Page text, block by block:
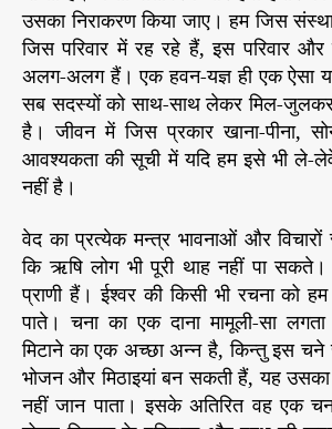
उसका निराकरण किया जाए। हम जिस
जिस परिवार में रह रहे हैं, इस परिवार और
अलग-अलग हैं। एक हवन-यज्ञ ही एक ऐसा
सब सदस्यों को साथ-साथ लेकर मिल-
है। जीवन में जिस प्रकार खाना-पीना,
आवश्यकता की सूची में यदि हम इसे भी ले-
नहीं है।
वेद का प्रत्येक मन्त्र भावनाओं और
कि ऋषि लोग भी पूरी थाह नहीं पा
प्राणी हैं। ईश्वर की किसी भी रचना को
पाते। चना का एक दाना मामूली-सा
मिटाने का एक अच्छा अन्न है, किन्तु इस
भोजन और मिठाइयां बन सकती हैं, यह उसका
नहीं जान पाता। इसके अतिरित वह एक